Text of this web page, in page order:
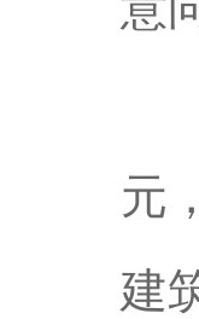
元
建